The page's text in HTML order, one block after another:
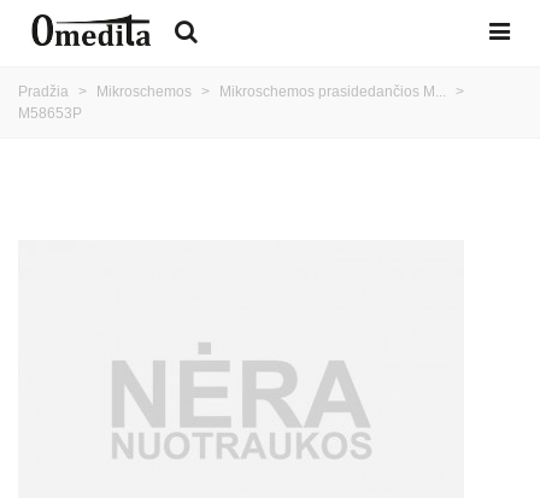
Pradžia > Mikroschemos > Mikroschemos prasidedančios M...
>
M58653P